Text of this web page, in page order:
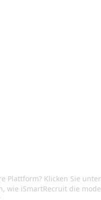
Plattform? Klicken Sie
wie iSmartRecruit die